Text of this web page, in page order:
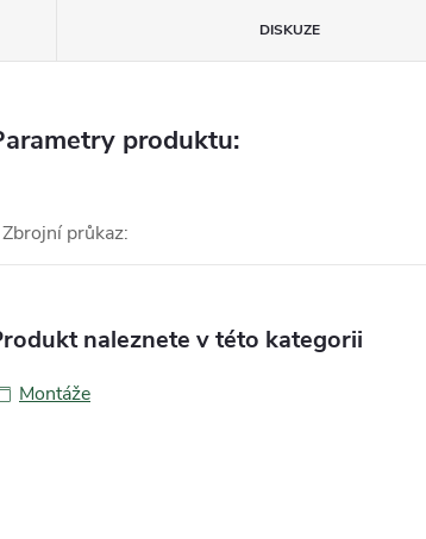
DISKUZE
produktu:
Zbrojní průkaz:
naleznete v této kategorii
Montáže